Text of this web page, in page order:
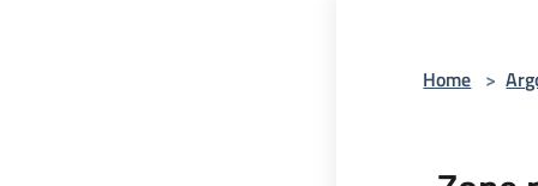
Home >